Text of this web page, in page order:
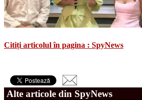
Citiți articolul în pagina : SpyNews
Alte articole din SpyNews